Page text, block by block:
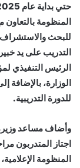
للبحث
التدريب على يد
الرئيس التنفيذي
للدورة التدريبية.
وأضاف مساعد وزيرة
اجتاز المتدربون
المنظومة